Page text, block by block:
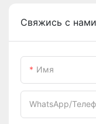
Свяжись с нами
Имя
WhatsApp/